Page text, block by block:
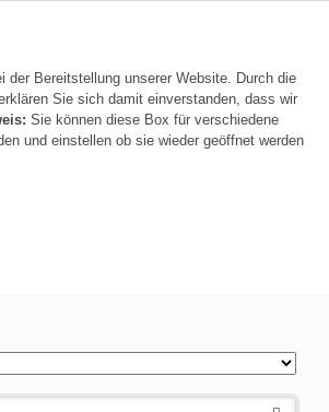
der Bereitstellung unserer Website. Durch die
Sie sich damit einverstanden, dass wir
Sie können diese Box für verschiedene
und einstellen ob sie wieder geöffnet werden